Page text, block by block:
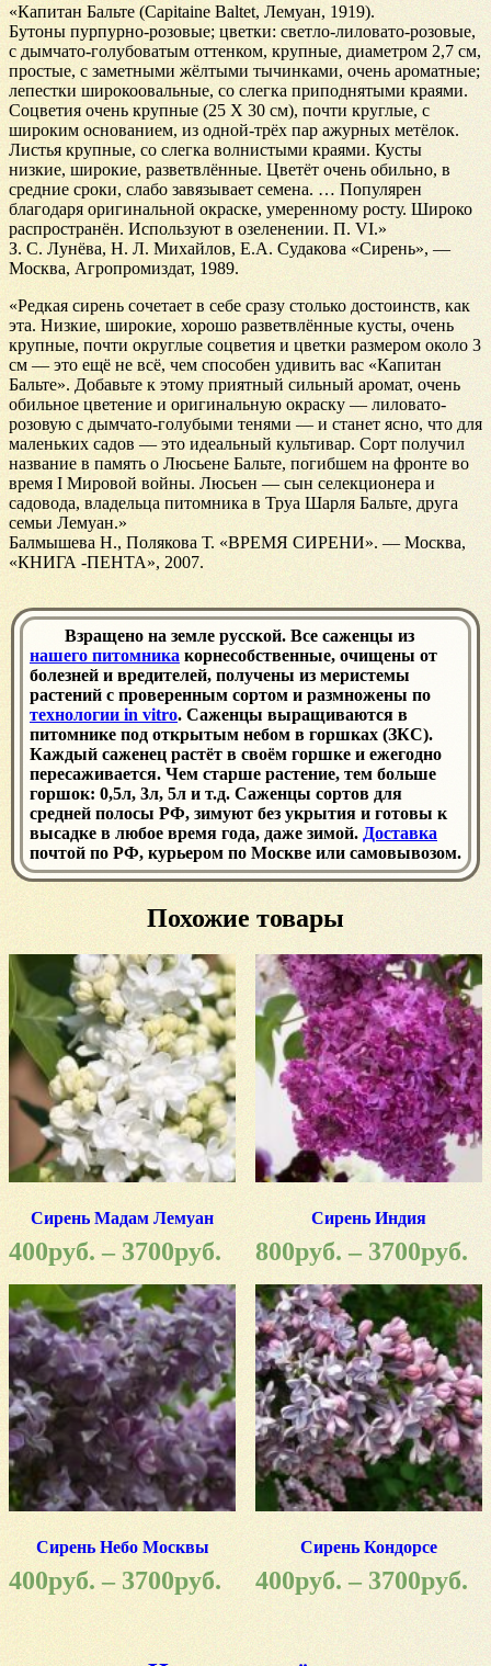
«Капитан Бальте (Capitaine Baltet, Лемуан, 1919).
Бутоны пурпурно-розовые; цветки: светло-лиловато-розовые,
с дымчато-голубоватым оттенком, крупные, диаметром 2,7 см,
простые, с заметными жёлтыми тычинками, очень ароматные;
лепестки широкоовальные, со слегка приподнятыми краями.
Соцветия очень крупные (25 Х 30 см), почти круглые, с
широким основанием, из одной-трёх пар ажурных метёлок.
Листья крупные, со слегка волнистыми краями. Кусты
низкие, широкие, разветвлённые. Цветёт очень обильно, в
средние сроки, слабо завязывает семена. … Популярен
благодаря оригинальной окраске, умеренному росту. Широко
распространён. Используют в озеленении. П. VI.»
З. С. Лунёва, Н. Л. Михайлов, Е.А. Судакова «Сирень», —
Москва, Агропромиздат, 1989.
«Редкая сирень сочетает в себе сразу столько достоинств, как
эта. Низкие, широкие, хорошо разветвлённые кусты, очень
крупные, почти округлые соцветия и цветки размером около 3
см — это ещё не всё, чем способен удивить вас «Капитан
Бальте». Добавьте к этому приятный сильный аромат, очень
обильное цветение и оригинальную окраску — лиловато-
розовую с дымчато-голубыми тенями — и станет ясно, что для
маленьких садов — это идеальный культивар. Сорт получил
название в память о Люсьене Бальте, погибшем на фронте во
время I Мировой войны. Люсьен — сын селекционера и
садовода, владельца питомника в Труа Шарля Бальте, друга
семьи Лемуан.»
Балмышева Н., Полякова Т. «ВРЕМЯ СИРЕНИ». — Москва,
«КНИГА -ПЕНТА», 2007.
Взращено на земле русской. Все саженцы из
нашего питомника корнесобственные, очищены от
болезней и вредителей, получены из меристемы
растений с проверенным сортом и размножены по
технологии in vitro. Саженцы выращиваются в
питомнике под открытым небом в горшках (ЗКС).
Каждый саженец растёт в своём горшке и ежегодно
пересаживается. Чем старше растение, тем больше
горшок: 0,5л, 3л, 5л и т.д. Саженцы сортов для
средней полосы РФ, зимуют без укрытия и готовы к
высадке в любое время года, даже зимой. Доставка
почтой по РФ, курьером по Москве или самовывозом.
Похожие товары
Сирень Мадам Лемуан
400руб.– 3700руб.
Сирень Индия
800руб. –3700руб.
Сирень Небо Москвы
400руб.– 3700руб.
Сирень Кондорсе
400руб. –3700руб.